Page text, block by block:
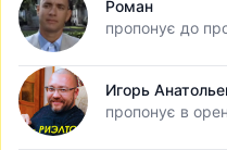
Роман
пропонує до
Игорь
пропонує в